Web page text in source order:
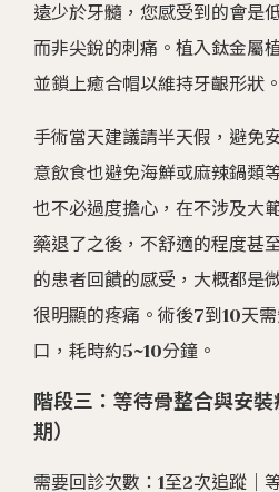
遠少於牙髓，您感受到的會是
而非尖銳的刺痛。植入鈦金屬
並鎖上癒合帽以維持牙齦形狀。
手術當天建議請半天假，避免
意飲食也避免海鮮或麻辣鍋類
也不必過度擔心，在不涉及大
藥退了之後，不舒適的程度甚
的患者回饋的感受，大概都是
很明顯的疼痛。術後7到10天
口，耗時約5~10分鐘。
階段三：等待骨整合與安
期）
需要回診次數：1至2次追蹤｜